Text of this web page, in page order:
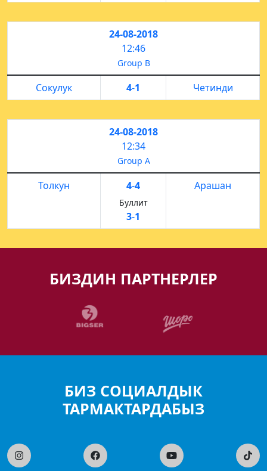
24-08-2018
12:46
Group B
Сокулук 4-1 Четинди
24-08-2018
12:34
Group A
Толкун 4-4
Буллит
3-1
Арашан
БИЗДИН ПАРТНЕРЛЕР
БИЗ СОЦИАЛДЫК
ТАРМАКТАРДАБЫЗ